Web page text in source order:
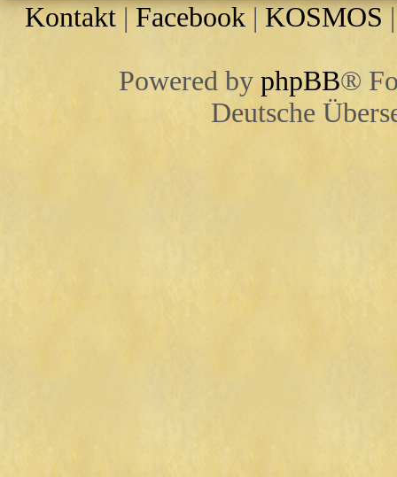
Kontakt |Facebook | KOSMOS
Powered by phpBB®
Deutsche